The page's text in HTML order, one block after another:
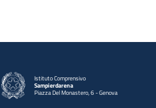
Istituto Comprensivo
Sampierdarena
Piazza Del Monastero, 6 - Genova
— Visita la pagina iniziale della scuola